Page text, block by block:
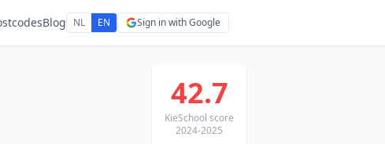
Blog NL EN Sign in with Google
42.7
KieSchool score
2024-2025